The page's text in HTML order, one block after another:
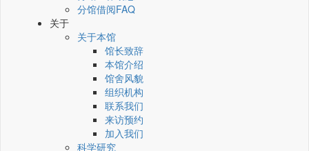
分馆借阅FAQ
关于
关于本馆
馆长致辞
本馆介绍
馆舍风貌
组织机构
联系我们
来访预约
加入我们
科学研究